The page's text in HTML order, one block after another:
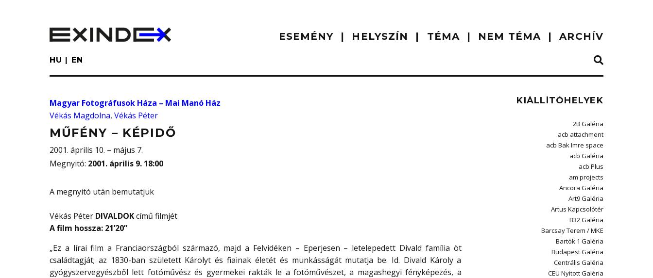
ESEMÉNY HELYSZÍN TÉMA NEM TÉMA ARCHÍV
HU EN
Magyar Fotográfusok Háza – Mai Manó Ház
Vékás Magdolna, Vékás Péter
MŰFÉNY – KÉPIDŐ
2001. április 10. – május 7.
Megnyitó: 2001. április 9. 18:00
A megnyitó után bemutatjuk
Vékás Péter DIVALDOKcímű filmjét
A film hossza: 21’20”
„Ez a lírai film a Franciaországból származó, majd a Felvidéken – Eperjesen – letelepedett Divald família öt
családtagját; az 1830-ban született Károlyt és fiainak életét és munkásságát mutatja be. Id. Divald Károly a
gyógyszervegyészből lett fotóművész és gyermekei rakták le a fotóművészet, a magashegyi fényképezés, a
KIÁLLÍTÓHELYEK
2B Galéria
acb attachment
acb Bak Imre space
acb Galéria
acb Plus
am projects
Ancora Galéria
Art9 Galéria
Artus Kapcsolótér
B32 Galéria
Barcsay Terem / MKE
Bartók 1 Galéria
Budapest Galéria
Centrális Galéria
CEU Nyitott Galéria